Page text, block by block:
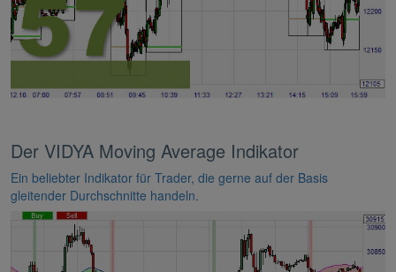
Der VIDYA Moving Average Indikator
Ein beliebter Indikator für Trader, die gerne auf der Basis
gleitender Durchschnitte handeln.